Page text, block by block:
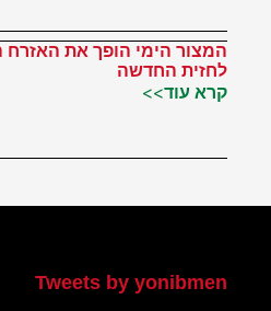
המצור הימי הופך את האזרח
לחזית החדשה
קרא עוד>>
Tweets by yonibmen